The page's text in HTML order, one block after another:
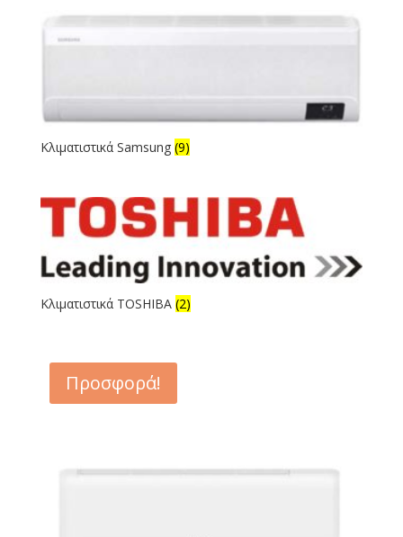
Κλιματιστικά Samsung (9)
Κλιματιστικά TOSHIBA (2)
Προσφορά!